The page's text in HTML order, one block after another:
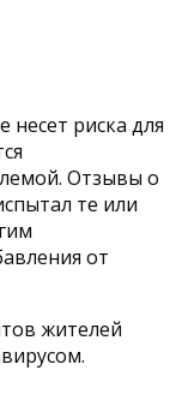
несет риска для
Отзывы о
те или
от
жителей